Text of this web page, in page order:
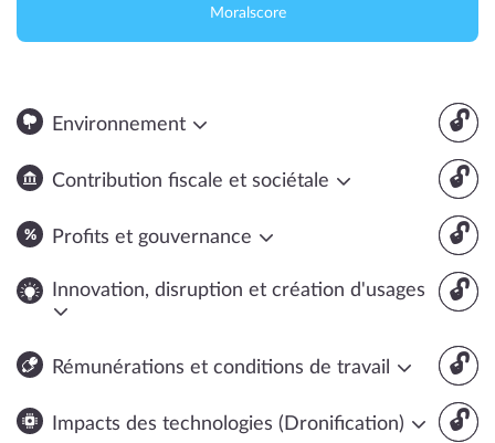
Moralscore
🔓
Environnement
🔓
Contribution fiscale et sociétale
🔓
Profits et gouvernance
🔓
Innovation, disruption et création d'usages
🔓
Rémunérations et conditions de travail
🔓
Impacts des technologies (Dronification)